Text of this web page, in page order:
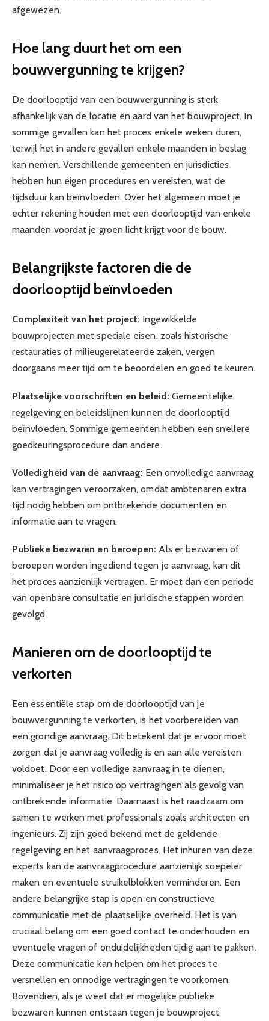
afgewezen.
Hoe lang duurt het om een
bouwvergunning te krijgen?
De doorlooptijd van een bouwvergunning is sterk
afhankelijk van de locatie en aard van het bouwproject. In
sommige gevallen kan het proces enkele weken duren,
terwijl het in andere gevallen enkele maanden in beslag
kan nemen. Verschillende gemeenten en jurisdicties
hebben hun eigen procedures en vereisten, wat de
tijdsduur kan beïnvloeden. Over het algemeen moet je
echter rekening houden met een doorlooptijd van enkele
maanden voordat je groen licht krijgt voor de bouw.
Belangrijkste factoren die de
doorlooptijd beïnvloeden
Complexiteit van het project: Ingewikkelde
bouwprojecten met speciale eisen, zoals historische
restauraties of milieugerelateerde zaken, vergen
doorgaans meer tijd om te beoordelen en goed te keuren.
Plaatselijke voorschriften en beleid: Gemeentelijke
regelgeving en beleidslijnen kunnen de doorlooptijd
beïnvloeden. Sommige gemeenten hebben een snellere
goedkeuringsprocedure dan andere.
Volledigheid van de aanvraag: Een onvolledige aanvraag
kan vertragingen veroorzaken, omdat ambtenaren extra
tijd nodig hebben om ontbrekende documenten en
informatie aan te vragen.
Publieke bezwaren en beroepen: Als er bezwaren of
beroepen worden ingediend tegen je aanvraag, kan dit
het proces aanzienlijk vertragen. Er moet dan een periode
van openbare consultatie en juridische stappen worden
gevolgd.
Manieren om de doorlooptijd te
verkorten
Een essentiële stap om de doorlooptijd van je
bouwvergunning te verkorten, is het voorbereiden van
een grondige aanvraag. Dit betekent dat je ervoor moet
zorgen dat je aanvraag volledig is en aan alle vereisten
voldoet. Door een volledige aanvraag in te dienen,
minimaliseer je het risico op vertragingen als gevolg van
ontbrekende informatie. Daarnaast is het raadzaam om
samen te werken met professionals zoals architecten en
ingenieurs. Zij zijn goed bekend met de geldende
regelgeving en het aanvraagproces. Het inhuren van deze
experts kan de aanvraagprocedure aanzienlijk soepeler
maken en eventuele struikelblokken verminderen. Een
andere belangrijke stap is open en constructieve
communicatie met de plaatselijke overheid. Het is van
cruciaal belang om een goed contact te onderhouden en
eventuele vragen of onduidelijkheden tijdig aan te pakken.
Deze communicatie kan helpen om het proces te
versnellen en onnodige vertragingen te voorkomen.
Bovendien, als je weet dat er mogelijke publieke
bezwaren kunnen ontstaan tegen je bouwproject,